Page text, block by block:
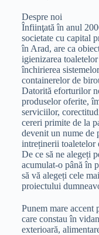
Despre noi
Înfiinţată în anul
societate cu capital
în Arad, are ca
igienizarea
închirierea
containerelor de
Datorită eforturilor
produselor oferite,
serviciilor,
cereri primite de la
devenit un nume
intreținerii toaletelor
De ce să ne alegeți
acumulat-o până în
să vă alegeți cele
proiectului
Punem mare accent
care constau în
exterioară,